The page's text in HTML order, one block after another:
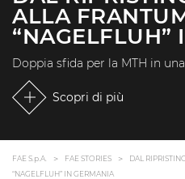
ALLA
“NAGELFLUH”
Doppia sfida per la MTH in
Scopri di più
FAE S.p.A. FAE STORIES
DAL
“NAGELFLUH” IN GERMANIA